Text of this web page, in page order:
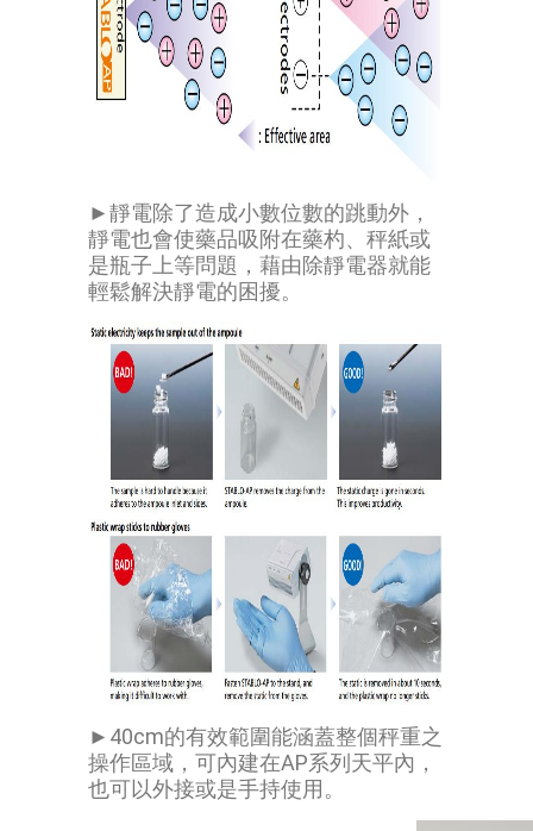
►靜電除了造成小數位數的跳動外，
靜電也會使藥品吸附在藥杓、秤紙或
是瓶子上等問題，藉由除靜電器就能
輕鬆解決靜電的困擾。
►40cm的有效範圍能涵蓋整個秤重之
操作區域，可內建在AP系列天平內，
也可以外接或是手持使用。